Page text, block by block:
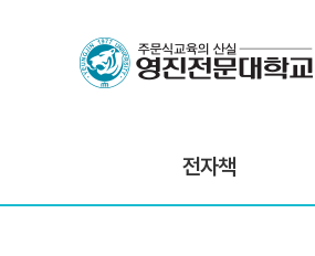
전자책